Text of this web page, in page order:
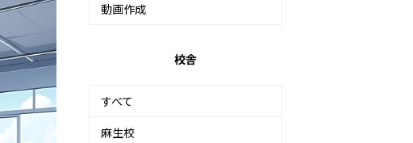
動画作成
校舎
すべて
麻生校